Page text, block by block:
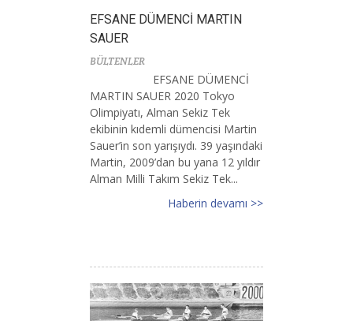
EFSANE DÜMENCİ MARTIN
SAUER
BÜLTENLER
EFSANE DÜMENCİ
MARTIN SAUER 2020 Tokyo
Olimpiyatı, Alman Sekiz Tek
ekibinin kıdemli dümencisi Martin
Sauer’in son yarışıydı. 39 yaşındaki
Martin, 2009’dan bu yana 12 yıldır
Alman Milli Takım Sekiz Tek...
Haberin devamı >>